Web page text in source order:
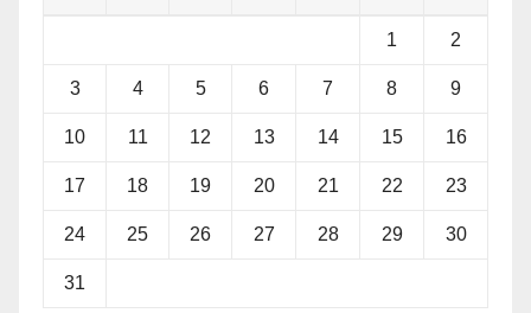
1 2
3 4 5 6 7 8 9
10 11 12 13 14 15 16
17 18 19 20 21 22 23
24 25 26 27 28 29 30
31